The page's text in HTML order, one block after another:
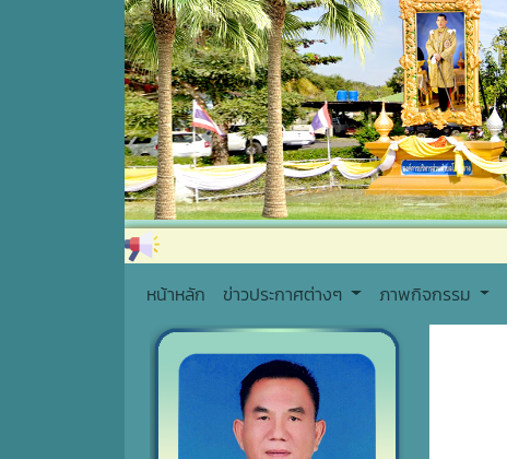
หน้าหลัก ข่าวประกาศต่างๆ ภาพกิจกรรม